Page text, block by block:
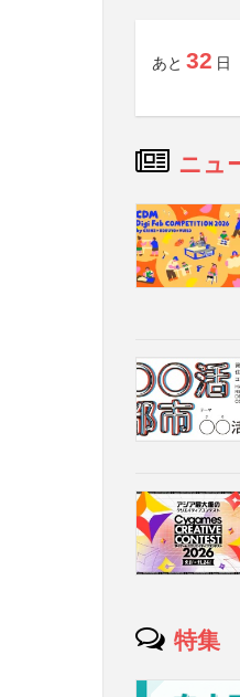
あと 32 日
ニュ
特集